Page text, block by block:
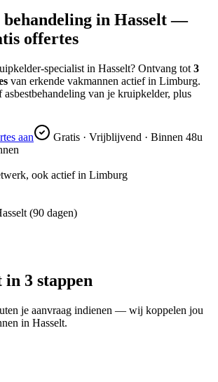
in Hasselt—
offertes
specialist in Hasselt? Ontvang tot 3
van erkende vakmannen actief in Limburg.
van je kruipkelder, plus
aan
Gratis · Vrijblijvend · Binnen 48u
ook actief in Limburg
(90 dagen)
3 stappen
je aanvraag indienen — wij koppelen jou
in Hasselt.